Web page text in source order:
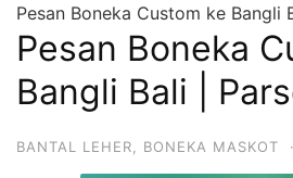
Pesan Boneka Custom ke Bangli
Pesan Boneka
Bangli Bali |
BANTAL LEHER BONEKA MASKOT ·